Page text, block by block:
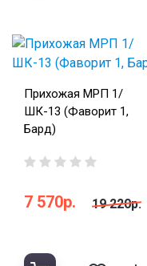
Прихожая МРП 1/
ШК-13 (Фаворит 1,
Бард)
7 570р. 19 220р.